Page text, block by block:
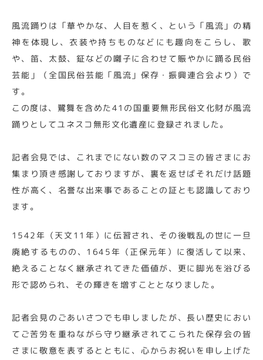
風流踊りは「華やかな、人目を惹く、という「風流」の精
神を体現し、衣装や持ちものなどにも趣向をこらし、歌
や、笛、太鼓、鉦などの囃子に合わせて賑やかに踊る民俗
芸能」（全国民俗芸能「風流」保存・振興連合会より）で
す。
この度は、鷺舞を含めた41の国重要無形民俗文化財が風流
踊りとしてユネスコ無形文化遺産に登録されました。
記者会見では、これまでにない数のマスコミの皆さまにお
集まり頂き感謝しておりますが、裏を返せばそれだけ話題
性が高く、名誉な出来事であることの証とも認識しており
ます。
1542年（天文11年）に伝習され、その後戦乱の世に一旦
廃絶するものの、1645年（正保元年）に復活して以来、
絶えることなく継承されてきた価値が、更に脚光を浴びる
形で認められ、その輝きを増すこととなりました。
記者会見のごあいさつでも申しましたが、長い歴史におい
てご苦労を重ねながら守り継承されてこられた保存会の皆
さまに敬意を表するとともに、心からお祝いを申し上げた